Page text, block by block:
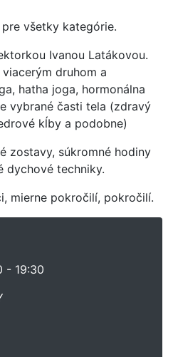
všetky kategórie.
Ivanou Latákovou.
druhom a
hatha joga, hormonálna
vybrané časti tela (zdravý
kĺby a podobne)
zostavy, súkromné hodiny
dychové techniky.
mierne pokročilí, pokročilí.
- 19:30